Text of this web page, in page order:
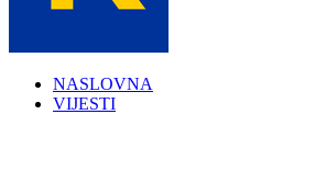
NASLOVNA
VIJESTI